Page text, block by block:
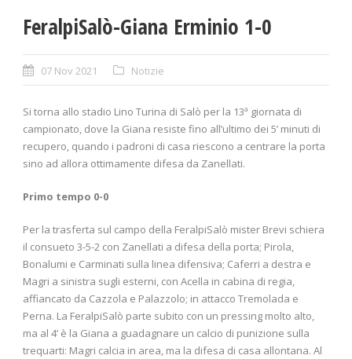
FeralpiSalò-Giana Erminio 1-0
07 Nov 2021 Notizie
Si torna allo stadio Lino Turina di Salò per la 13ª giornata di
campionato, dove la Giana resiste fino all’ultimo dei 5’ minuti di
recupero, quando i padroni di casa riescono a centrare la porta
sino ad allora ottimamente difesa da Zanellati.
Primo tempo 0-0
Per la trasferta sul campo della FeralpiSalò mister Brevi schiera
il consueto 3-5-2 con Zanellati a difesa della porta; Pirola,
Bonalumi e Carminati sulla linea difensiva; Caferri a destra e
Magri a sinistra sugli esterni, con Acella in cabina di regia,
affiancato da Cazzola e Palazzolo; in attacco Tremolada e
Perna. La FeralpiSalò parte subito con un pressing molto alto,
ma al 4’ è la Giana a guadagnare un calcio di punizione sulla
trequarti: Magri calcia in area, ma la difesa di casa allontana. Al